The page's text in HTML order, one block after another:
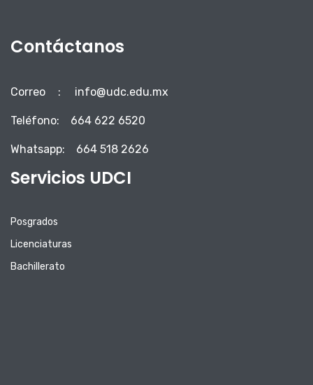
Contáctanos
Correo : info@udc.edu.mx
Teléfono: 664 622 6520
Whatsapp: 664 518 2626
Servicios UDCI
Posgrados
Licenciaturas
Bachillerato